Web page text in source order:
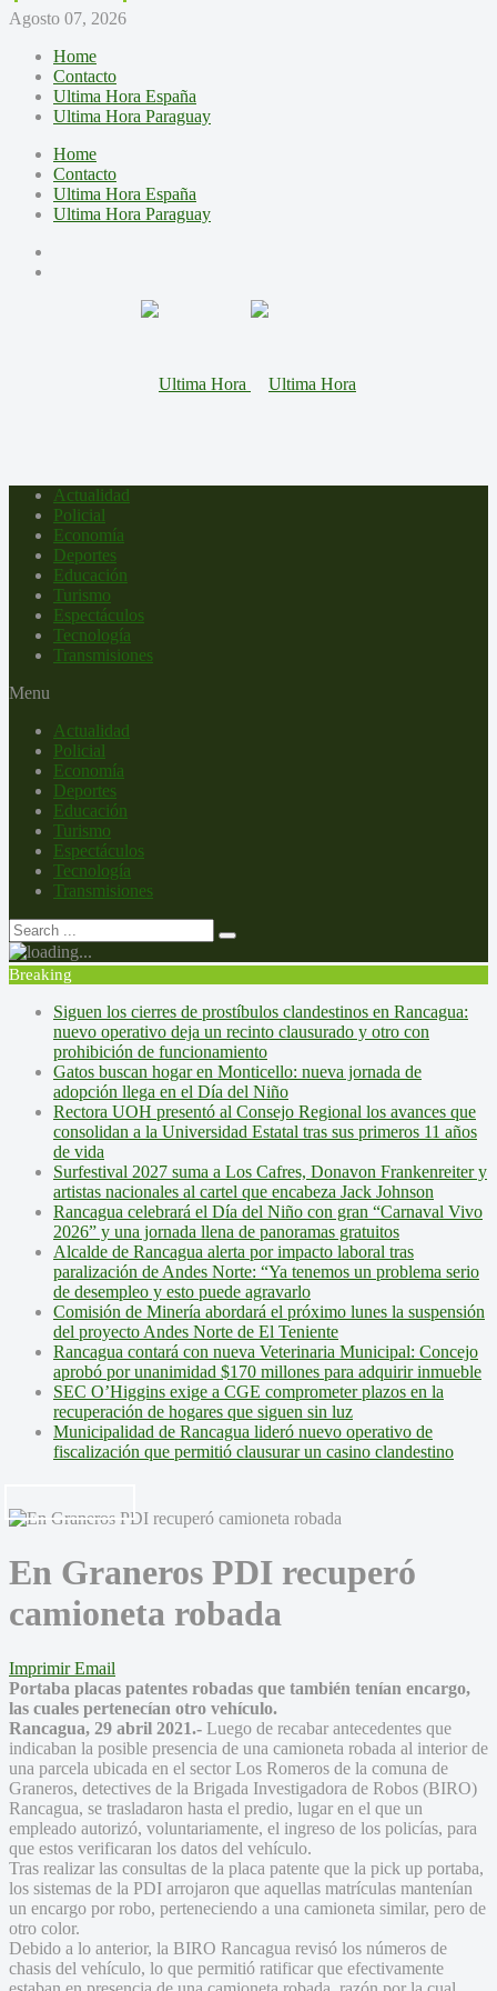
Agosto 07, 2026
Home
Contacto
Ultima Hora España
Ultima Hora Paraguay
Home
Contacto
Ultima Hora España
Ultima Hora Paraguay
Actualidad
Policial
Economía
Deportes
Educación
Turismo
Espectáculos
Tecnología
Transmisiones
Menu
Actualidad
Policial
Economía
Deportes
Educación
Turismo
Espectáculos
Tecnología
Transmisiones
Breaking
Siguen los cierres de prostíbulos clandestinos en Rancagua:
nuevo operativo deja un recinto clausurado y otro con
prohibición de funcionamiento
Gatos buscan hogar en Monticello: nueva jornada de
adopción llega en el Día del Niño
Rectora UOH presentó al Consejo Regional los avances que
consolidan a la Universidad Estatal tras sus primeros 11 años
de vida
Surfestival 2027 suma a Los Cafres, Donavon Frankenreiter y
artistas nacionales al cartel que encabeza Jack Johnson
Rancagua celebrará el Día del Niño con gran “Carnaval Vivo
2026” y una jornada llena de panoramas gratuitos
Alcalde de Rancagua alerta por impacto laboral tras
paralización de Andes Norte: “Ya tenemos un problema serio
de desempleo y esto puede agravarlo
Comisión de Minería abordará el próximo lunes la suspensión
del proyecto Andes Norte de El Teniente
Rancagua contará con nueva Veterinaria Municipal: Concejo
aprobó por unanimidad $170 millones para adquirir inmueble
SEC O’Higgins exige a CGE comprometer plazos en la
recuperación de hogares que siguen sin luz
Municipalidad de Rancagua lideró nuevo operativo de
fiscalización que permitió clausurar un casino clandestino
En Graneros PDI recuperó
camioneta robada
Imprimir Email
Portaba placas patentes robadas que también tenían encargo,
las cuales pertenecían otro vehículo.
Rancagua, 29 abril 2021.- Luego de recabar antecedentes que
indicaban la posible presencia de una camioneta robada al interior de
una parcela ubicada en el sector Los Romeros de la comuna de
Graneros, detectives de la Brigada Investigadora de Robos (BIRO)
Rancagua, se trasladaron hasta el predio, lugar en el que un
empleado autorizó, voluntariamente, el ingreso de los policías, para
que estos verificaran los datos del vehículo.
Tras realizar las consultas de la placa patente que la pick up portaba,
los sistemas de la PDI arrojaron que aquellas matrículas mantenían
un encargo por robo, perteneciendo a una camioneta similar, pero de
otro color.
Debido a lo anterior, la BIRO Rancagua revisó los números de
chasis del vehículo, lo que permitió ratificar que efectivamente